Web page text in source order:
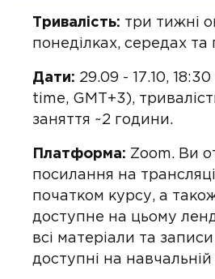
Тривалість: три тижні
понеділках, середах та
Дати: 29.09 - 17.10,
time, GMT+3),
заняття ~2 години.
Платформа: Zoom. Ви
посилання на
початком курсу, а
доступне на цьому
всі матеріали та
доступні на